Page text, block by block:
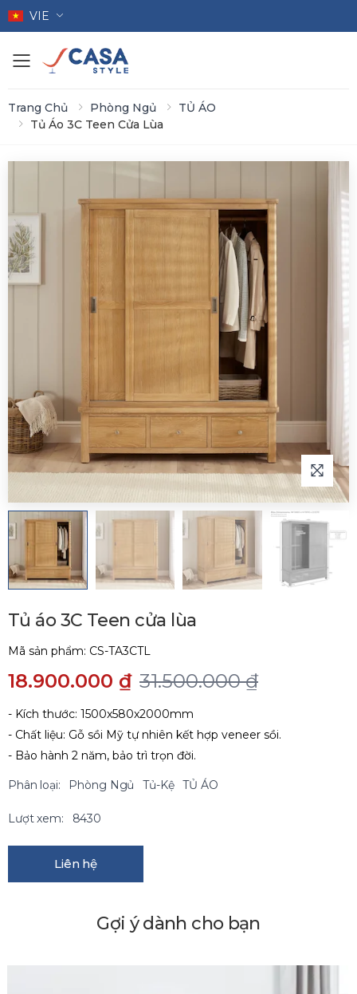
VIE
Toggle mobile menu
Trang Chủ Phòng Ngủ
TỦ ÁO
Tủ Áo 3C Teen Cửa Lùa
Tủ áo 3C Teen cửa lùa
Mã sản phẩm: CS-TA3CTL
18.900.000 ₫ 31.500.000 ₫
- Kích thước: 1500x580x2000mm
- Chất liệu: Gỗ sồi Mỹ tự nhiên kết hợp veneer sồi.
- Bảo hành 2 năm, bảo trì trọn đời.
Phân loại: Phòng Ngủ Tủ-Kệ TỦ ÁO
Lượt xem: 8430
Liên hệ
Gợi ý dành cho bạn